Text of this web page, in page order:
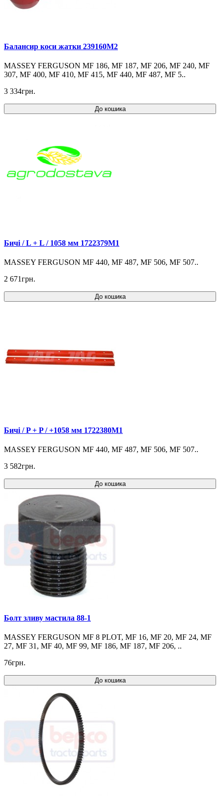
Балансир коси жатки 239160M2
MASSEY FERGUSON MF 186, MF 187, MF 206, MF 240, MF
307, MF 400, MF 410, MF 415, MF 440, MF 487, MF 5..
3 334грн.
До кошика
Бичі / L + L / 1058 мм 1722379M1
MASSEY FERGUSON MF 440, MF 487, MF 506, MF 507..
2 671грн.
До кошика
Бичі / P + P / +1058 мм 1722380M1
MASSEY FERGUSON MF 440, MF 487, MF 506, MF 507..
3 582грн.
До кошика
Болт зливу мастила 88-1
MASSEY FERGUSON MF 8 PLOT, MF 16, MF 20, MF 24, MF
27, MF 31, MF 40, MF 99, MF 186, MF 187, MF 206, ..
76грн.
До кошика